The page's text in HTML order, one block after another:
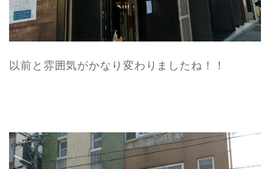
以前と雰囲気がかなり変わりましたね！！